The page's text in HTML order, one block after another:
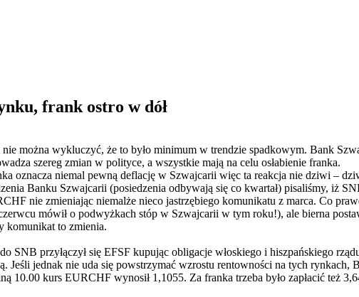
frank ostro w dół
można wykluczyć, że to było minimum w trendzie spadkowym. Bank
szereg zmian w polityce, a wszystkie mają na celu osłabienie franka.
oznacza niemal pewną deflację w Szwajcarii więc ta reakcja nie dziwi –
Banku Szwajcarii (posiedzenia odbywają się co kwartał) pisaliśmy, iż
nie zmieniając niemalże nieco jastrzębiego komunikatu z marca. Co
mówił o podwyżkach stóp w Szwajcarii w tym roku!), ale bierna
komunikat to zmienia.
SNB przyłączył się EFSF kupując obligacje włoskiego i hiszpańskiego
Jeśli jednak nie uda się powstrzymać wzrostu rentowności na tych rynkach,
10.00 kurs EURCHF wynosił 1,1055. Za franka trzeba było zapłacić też